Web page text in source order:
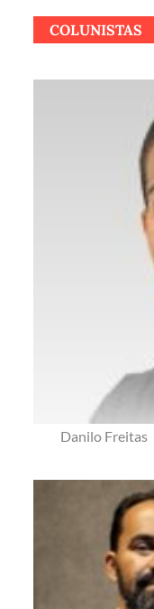
COLUNISTAS
Danilo Freitas